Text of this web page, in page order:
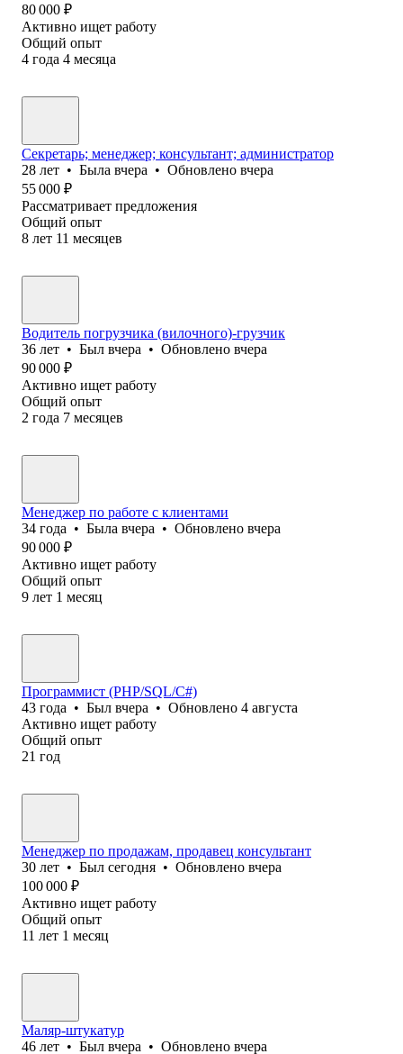
80 000 ₽
Активно ищет работу
Общий опыт
4 года 4 месяца
Секретарь; менеджер; консультант; администратор
28 лет • Была вчера • Обновлено вчера
55 000 ₽
Рассматривает предложения
Общий опыт
8 лет 11 месяцев
Водитель погрузчика (вилочного)-грузчик
36 лет • Был вчера • Обновлено вчера
90 000 ₽
Активно ищет работу
Общий опыт
2 года 7 месяцев
Менеджер по работе с клиентами
34 года • Была вчера • Обновлено вчера
90 000 ₽
Активно ищет работу
Общий опыт
9 лет 1 месяц
Программист (PHP/SQL/C#)
43 года • Был вчера • Обновлено 4 августа
Активно ищет работу
Общий опыт
21 год
Менеджер по продажам, продавец консультант
30 лет • Был сегодня • Обновлено вчера
100 000 ₽
Активно ищет работу
Общий опыт
11 лет 1 месяц
Маляр-штукатур
46 лет • Был вчера • Обновлено вчера